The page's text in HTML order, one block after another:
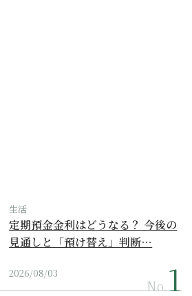
生活
定期預金金利はどうなる？ 今後の
見通しと「預け替え」判断…
2026/08/03
No.